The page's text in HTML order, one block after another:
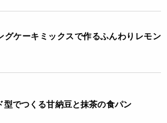
グケーキミックスで作るふんわりレモン
型でつくる甘納豆と抹茶の食パン